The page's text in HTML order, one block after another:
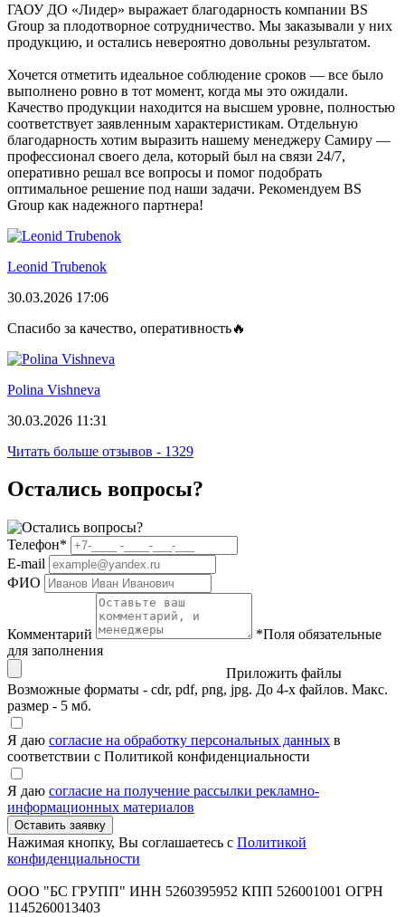
ГАОУ ДО «Лидер» выражает благодарность компании BS
Group за плодотворное сотрудничество. Мы заказывали у них
продукцию, и остались невероятно довольны результатом.
Хочется отметить идеальное соблюдение сроков — все было
выполнено ровно в тот момент, когда мы это ожидали.
Качество продукции находится на высшем уровне, полностью
соответствует заявленным характеристикам. Отдельную
благодарность хотим выразить нашему менеджеру Самиру —
профессионал своего дела, который был на связи 24/7,
оперативно решал все вопросы и помог подобрать
оптимальное решение под наши задачи. Рекомендуем BS
Group как надежного партнера!
Leonid Trubenok
30.03.2026 17:06
Спасибо за качество, оперативность🔥
Polina Vishneva
30.03.2026 11:31
Читать больше отзывов - 1329
Остались вопросы?
Телефон*
E-mail
ФИО
Комментарий *Поля обязательные
для заполнения
Приложить файлы
Возможные форматы - cdr, pdf, png, jpg. До 4-х файлов. Макс.
размер - 5 мб.
Я даю согласие на обработку персональных данных в
соответствии с Политикой конфиденциальности
Я даю согласие на получение рассылки рекламно-
информационных материалов
Нажимая кнопку, Вы соглашаетесь с Политикой
конфиденциальности
ООО "БС ГРУПП" ИНН 5260395952 КПП 526001001 ОГРН
1145260013403